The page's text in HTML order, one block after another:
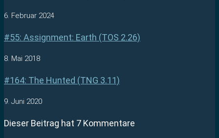
6. Februar 2024
#55: Assignment: Earth (TOS 2.26)
8. Mai 2018
#164: The Hunted (TNG 3.11)
9. Juni 2020
Dieser Beitrag hat 7 Kommentare